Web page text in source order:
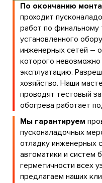
По окончанию
проходит
работ по финальному
установленного
инженерных сетей –
которого
эксплуатацию.
хозяйство. Наши
проводят тестовый
обогрева работает
Мы гарантируем
пусконаладочных
отладку инженерных
автоматики и систем
герметичности всех
предлагаем наших